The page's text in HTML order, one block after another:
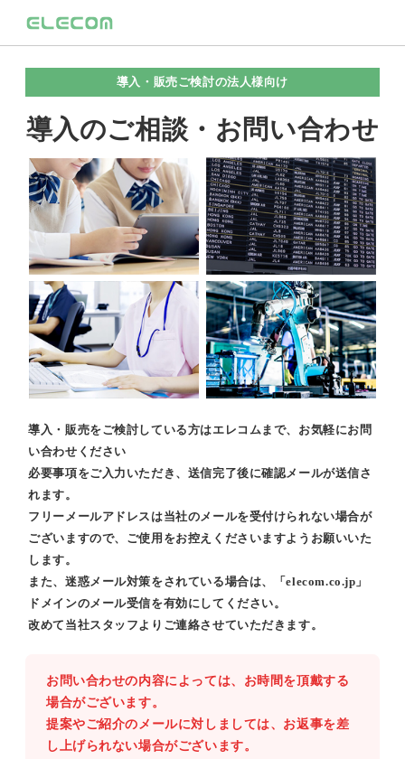
導入・販売ご検討の法人様向け
導入のご相談・お問い合わせ
導入・販売をご検討している方はエレコムまで、お気軽にお問
い合わせください
必要事項をご入力いただき、送信完了後に確認メールが送信さ
れます。
フリーメールアドレスは当社のメールを受付けられない場合が
ございますので、ご使用をお控えくださいますようお願いいた
します。
また、迷惑メール対策をされている場合は、「elecom.co.jp」
ドメインのメール受信を有効にしてください。
改めて当社スタッフよりご連絡させていただきます。
お問い合わせの内容によっては、お時間を頂戴する
場合がございます。
提案やご紹介のメールに対しましては、お返事を差
し上げられない場合がございます。